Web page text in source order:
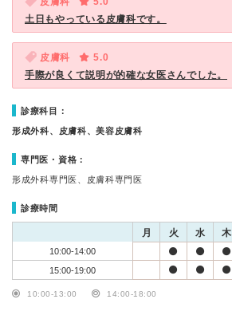
土日もやっている皮膚科です。
皮膚科
5.0
手際が良くて説明が的確な女医さんでした。
診療科目：
形成外科、皮膚科、美容皮膚科
専門医・資格：
形成外科専門医、皮膚科専門医
診療時間
月 火 水 木
10:00-14:00
15:00-19:00
10:00-13:00 14:00-18:00